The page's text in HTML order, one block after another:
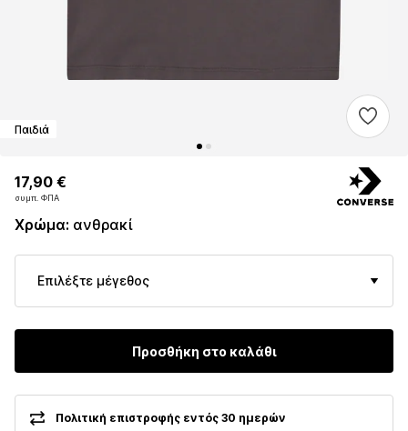
Παιδιά
17,90 €
συμπ. ΦΠΑ
17,90 €
συμπ. ΦΠΑ
Χρώμα: ανθρακί
Επιλέξτε μέγεθος
Προσθήκη στο καλάθι
Πολιτική επιστροφής εντός 30 ημερών